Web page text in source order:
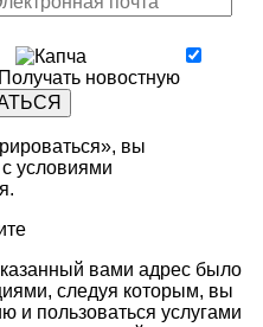
Получать новостную
вы
условиями
.
вами адрес было
следуя которым, вы
и пользоваться услугами